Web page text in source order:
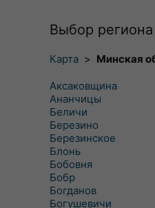
Выбор
Карта > Минская
Аксаковщина
Ананчицы
Беличи
Березино
Березинское
Блонь
Бобовня
Бобр
Богданов
Богушевичи